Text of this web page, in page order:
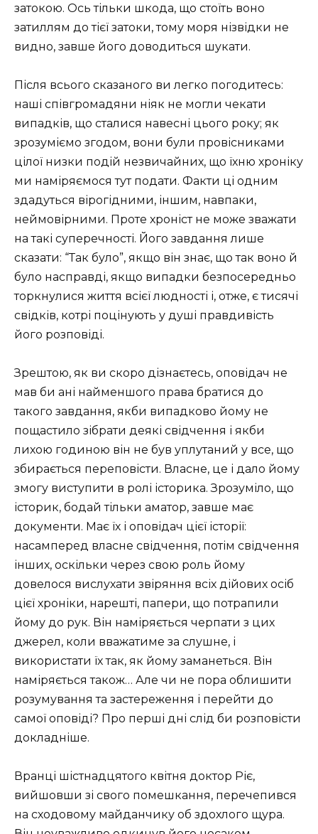
затокою. Ось тільки шкода, що стоїть воно
затиллям до тієї затоки, тому моря нізвідки не
видно, завше його доводиться шукати.
Після всього сказаного ви легко погодитесь:
наші співгромадяни ніяк не могли чекати
випадків, що сталися навесні цього року; як
зрозуміємо згодом, вони були провісниками
цілої низки подій незвичайних, що їхню хроніку
ми наміряємося тут подати. Факти ці одним
здадуться вірогідними, іншим, навпаки,
неймовірними. Проте хроніст не може зважати
на такі суперечності. Його завдання лише
сказати: “Так було”, якщо він знає, що так воно й
було насправді, якщо випадки безпосередньо
торкнулися життя всієї людності і, отже, є тисячі
свідків, котрі поцінують у душі правдивість
його розповіді.
Зрештою, як ви скоро дізнаєтесь, оповідач не
мав би ані найменшого права братися до
такого завдання, якби випадково йому не
пощастило зібрати деякі свідчення і якби
лихою годиною він не був уплутаний у все, що
збирається переповісти. Власне, це і дало йому
змогу виступити в ролі історика. Зрозуміло, що
історик, бодай тільки аматор, завше має
документи. Має їх і оповідач цієї історії:
насамперед власне свідчення, потім свідчення
інших, оскільки через свою роль йому
довелося вислухати звіряння всіх дійових осіб
цієї хроніки, нарешті, папери, що потрапили
йому до рук. Він наміряється черпати з цих
джерел, коли вважатиме за слушне, і
використати їх так, як йому заманеться. Він
наміряється також… Але чи не пора облишити
розумування та застереження і перейти до
самої оповіді? Про перші дні слід би розповісти
докладніше.
Вранці шістнадцятого квітня доктор Ріє,
вийшовши зі свого помешкання, перечепився
на сходовому майданчику об здохлого щура.